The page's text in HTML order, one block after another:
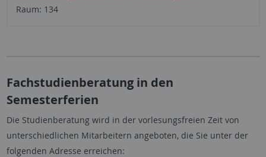
Raum: 134
Fachstudienberatung in den
Semesterferien
Die Studienberatung wird in der vorlesungsfreien Zeit von
unterschiedlichen Mitarbeitern angeboten, die Sie unter der
folgenden Adresse erreichen: